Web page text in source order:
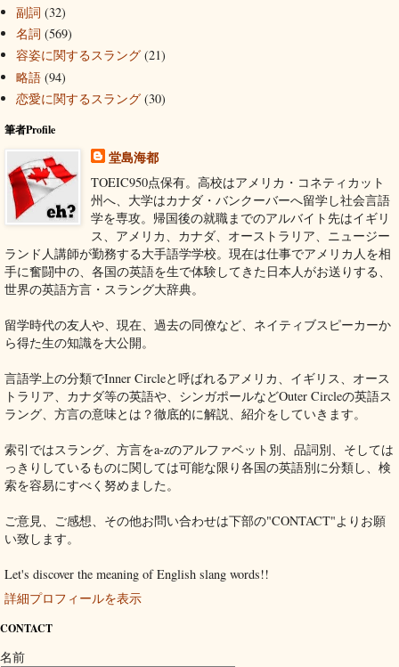
副詞 (32)
名詞 (569)
容姿に関するスラング (21)
略語 (94)
恋愛に関するスラング (30)
筆者Profile
堂島海都
TOEIC950点保有。高校はアメリカ・コネティカット
州へ、大学はカナダ・バンクーバーへ留学し社会言語
学を専攻。帰国後の就職までのアルバイト先はイギリ
ス、アメリカ、カナダ、オーストラリア、ニュージー
ランド人講師が勤務する大手語学学校。現在は仕事でアメリカ人を相
手に奮闘中の、各国の英語を生で体験してきた日本人がお送りする、
世界の英語方言・スラング大辞典。
留学時代の友人や、現在、過去の同僚など、ネイティブスピーカーか
ら得た生の知識を大公開。
言語学上の分類でInner Circleと呼ばれるアメリカ、イギリス、オース
トラリア、カナダ等の英語や、シンガポールなどOuter Circleの英語ス
ラング、方言の意味とは？徹底的に解説、紹介をしていきます。
索引ではスラング、方言をa-zのアルファベット別、品詞別、そしては
っきりしているものに関しては可能な限り各国の英語別に分類し、検
索を容易にすべく努めました。
ご意見、ご感想、その他お問い合わせは下部の"CONTACT"よりお願
い致します。
Let's discover the meaning of English slang words!!
詳細プロフィールを表示
CONTACT
名前